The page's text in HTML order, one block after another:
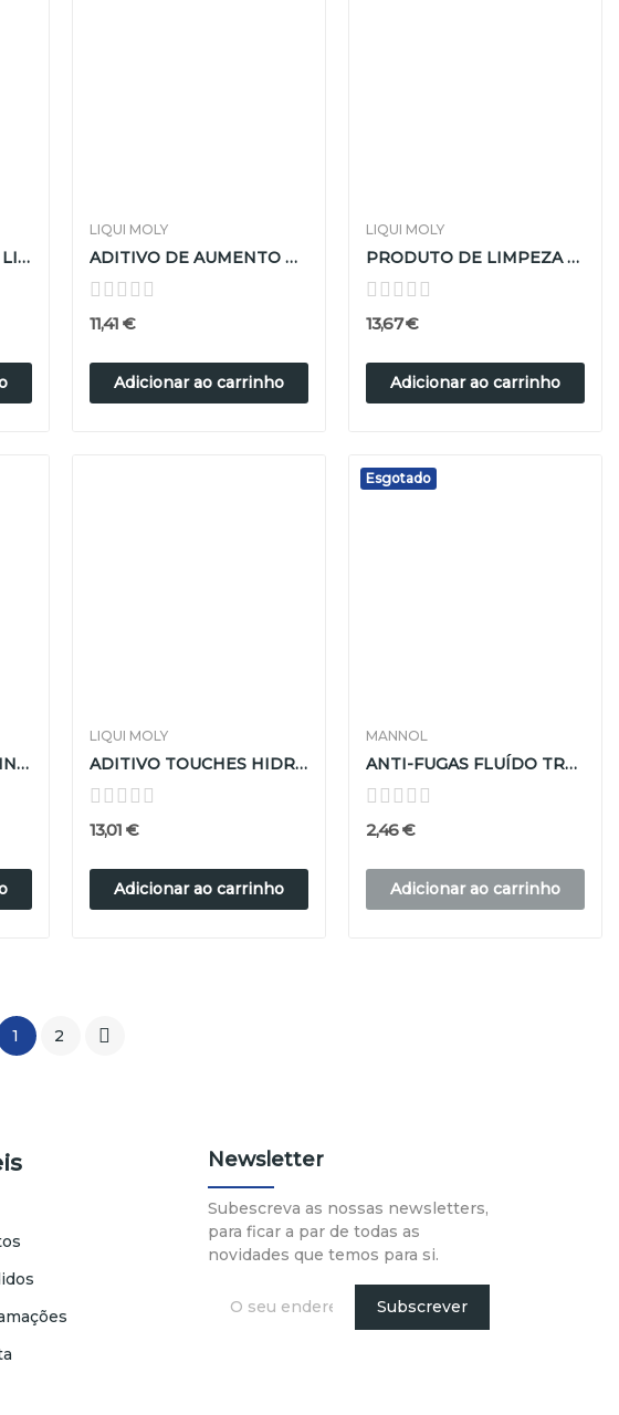
TAPA FUGAS DE ÓLEO LIQUI MOLY 300ML
LIQUI MOLY
ADITIVO DE AUMENTO DE VISCOSIDADE LIQUI MOLY 300ML
11,41 €
Adicionar ao carrinho
LIQUI MOLY
PRODUTO DE LIMPEZA DE CAIXAS AUTOMÁTICAS LIQUI...
13,67 €
Adicionar ao carrinho
ADITIVO DE LIMPEZA INTERNA LIQUI MOLY 300ML
LIQUI MOLY
ADITIVO TOUCHES HIDRAULICAS 300ML
13,01 €
Adicionar ao carrinho
Esgotado
MANNOL
ANTI-FUGAS FLUÍDO TRANSMISSÃO 250ML
2,46 €
Adicionar ao carrinho
1 2 
Newsletter
Subescreva as nossas newsletters,
para ficar a par de todas as
novidades que temos para si.
Subscrever